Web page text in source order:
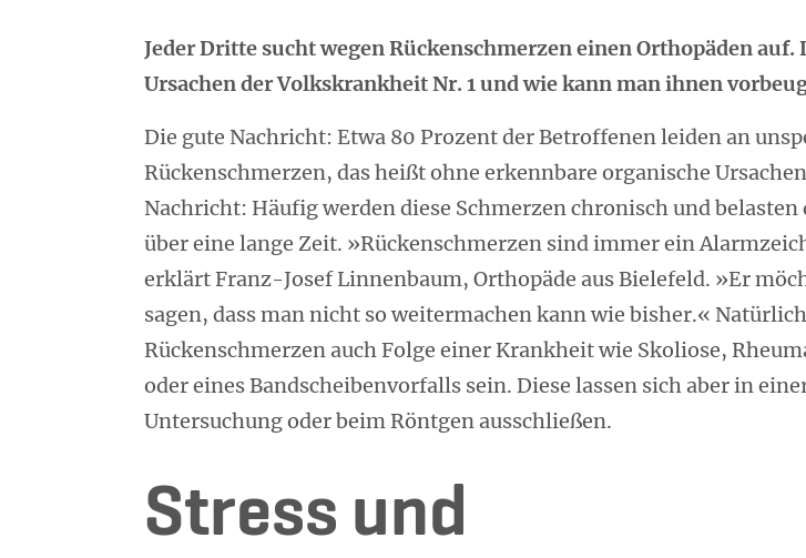
Jeder Dritte sucht wegen Rückenschmerzen einen Orthopäden auf.
Ursachen der Volkskrankheit Nr. 1 und wie kann man ihnen
Die gute Nachricht: Etwa 80 Prozent der Betroffenen leiden an
Rückenschmerzen, das heißt ohne erkennbare organische
Nachricht: Häufig werden diese Schmerzen chronisch und
über eine lange Zeit. »Rückenschmerzen sind immer ein
erklärt Franz-Josef Linnenbaum, Orthopäde aus Bielefeld. »Er
sagen, dass man nicht so weitermachen kann wie bisher.«
Rückenschmerzen auch Folge einer Krankheit wie Skoliose,
oder eines Bandscheibenvorfalls sein. Diese lassen sich aber in
Untersuchung oder beim Röntgen ausschließen.
Stress und